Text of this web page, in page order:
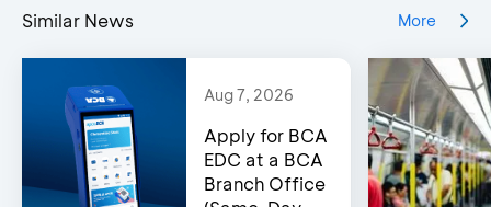
Similar News More
Aug 7, 2026
Apply for BCA
EDC at a BCA
Branch Office